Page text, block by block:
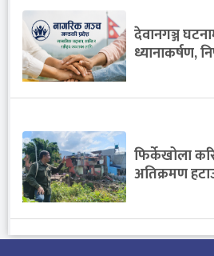
देवानगञ्ज
ध्यानाकर्षण,
फिर्केखोला
अतिक्रमण